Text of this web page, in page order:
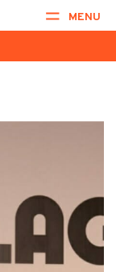
MENU